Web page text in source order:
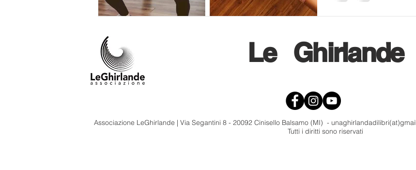
Le Ghirlande
Associazione LeGhirlande | Via Segantini 8 - 20092 Cinisello Balsamo (MI) -
Tutti i diritti sono riservati